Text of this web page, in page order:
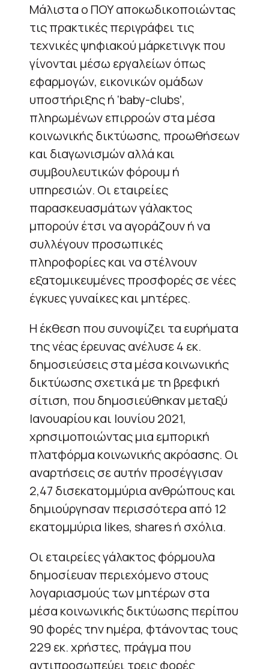
Μάλιστα ο ΠΟΥ αποκωδικοποιώντας
τις πρακτικές περιγράφει τις
τεχνικές ψηφιακού μάρκετινγκ που
γίνονται μέσω εργαλείων όπως
εφαρμογών, εικονικών ομάδων
υποστήριξης ή ‘baby-clubs’,
πληρωμένων επιρροών στα μέσα
κοινωνικής δικτύωσης, προωθήσεων
και διαγωνισμών αλλά και
συμβουλευτικών φόρουμ ή
υπηρεσιών. Οι εταιρείες
παρασκευασμάτων γάλακτος
μπορούν έτσι να αγοράζουν ή να
συλλέγουν προσωπικές
πληροφορίες και να στέλνουν
εξατομικευμένες προσφορές σε νέες
έγκυες γυναίκες και μητέρες.
Η έκθεση που συνοψίζει τα ευρήματα
της νέας έρευνας ανέλυσε 4 εκ.
δημοσιεύσεις στα μέσα κοινωνικής
δικτύωσης σχετικά με τη βρεφική
σίτιση, που δημοσιεύθηκαν μεταξύ
Ιανουαρίου και Ιουνίου 2021,
χρησιμοποιώντας μια εμπορική
πλατφόρμα κοινωνικής ακρόασης. Οι
αναρτήσεις σε αυτήν προσέγγισαν
2,47 δισεκατομμύρια ανθρώπους και
δημιούργησαν περισσότερα από 12
εκατομμύρια likes, shares ή σχόλια.
Οι εταιρείες γάλακτος φόρμουλα
δημοσίευαν περιεχόμενο στους
λογαριασμούς των μητέρων στα
μέσα κοινωνικής δικτύωσης περίπου
90 φορές την ημέρα, φτάνοντας τους
229 εκ. χρήστες, πράγμα που
αντιπροσωπεύει τρεις φορές